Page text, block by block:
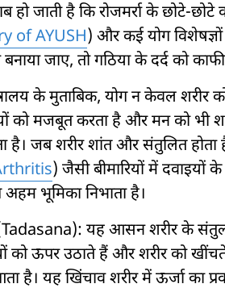
हो जाती है कि रोजमर्रा के छोटे-
of AYUSH) और कई योग
बनाया जाए, तो गठिया के दर्द को
के मुताबिक, योग न केवल शरीर
को मजबूत करता है और मन को भी
है। जब शरीर शांत और संतुलित होता
) जैसी बीमारियों में
भूमिका निभाता है।
यह आसन शरीर के
को ऊपर उठाते हैं और शरीर को
है। यह खिंचाव शरीर में ऊर्जा का